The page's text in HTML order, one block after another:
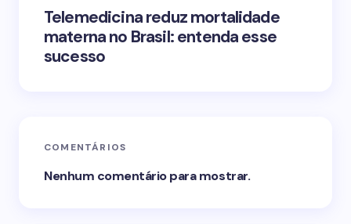
Telemedicina reduz mortalidade
materna no Brasil: entenda esse
sucesso
COMENTÁRIOS
Nenhum comentário para mostrar.